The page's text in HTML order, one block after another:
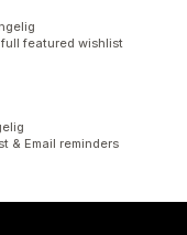
full featured wishlist
& Email reminders